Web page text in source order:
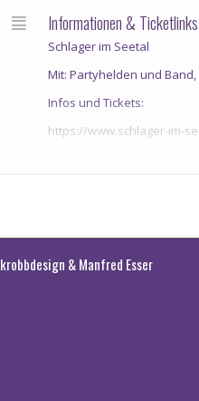
Informationen & Ticketlinks
Schlager im Seetal
Mit: Partyhelden und
Infos und Tickets:
https://www.schlager-im-
krobbdesign &Manfred Esser